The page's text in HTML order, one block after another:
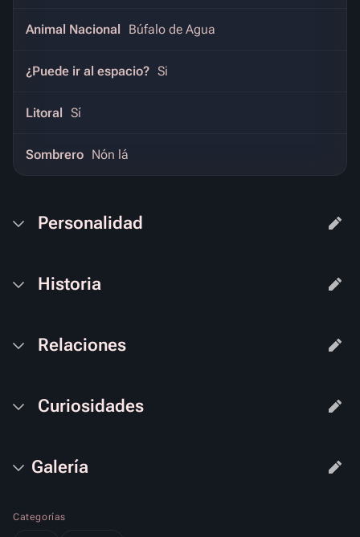
Animal Nacional Búfalo de Agua
¿Puede ir al espacio? Si
Litoral Sí
Sombrero Nón lá
Personalidad
Historia
Relaciones
Curiosidades
Galería
Categorías